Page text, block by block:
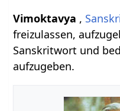
Vimoktavya ,
freizulassen,
Sanskritwort und
aufzugeben.